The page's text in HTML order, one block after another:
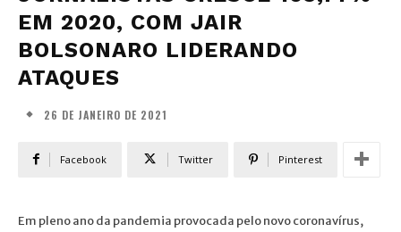
EM 2020, COM JAIR
BOLSONARO LIDERANDO
ATAQUES
26 DE JANEIRO DE 2021
Facebook Twitter Pinterest
Em pleno ano da pandemia provocada pelo novo coronavírus,